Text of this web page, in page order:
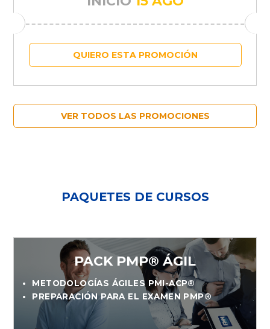
QUIERO ESTA PROMOCIÓN
VER TODOS LAS PROMOCIONES
PAQUETES DE CURSOS
PACK PMP® ÁGIL
METODOLOGÍAS ÁGILES PMI-ACP®
PREPARACIÓN PARA EL EXAMEN PMP®